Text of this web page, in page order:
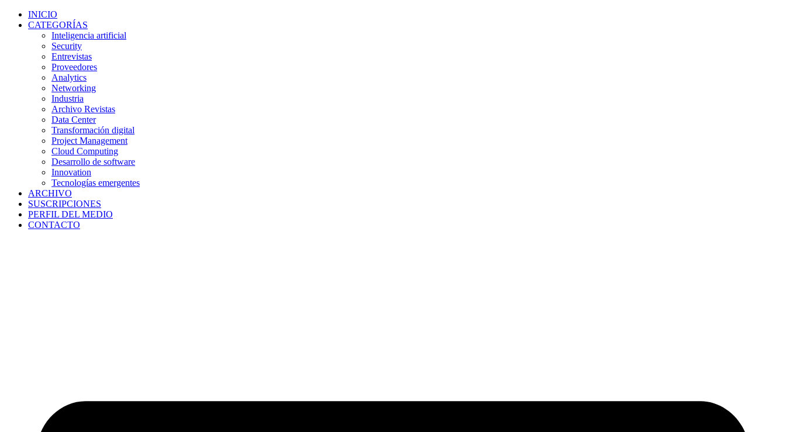
INICIO
CATEGORÍAS
Inteligencia artificial
Security
Entrevistas
Proveedores
Analytics
Networking
Industria
Archivo Revistas
Data Center
Transformación digital
Project Management
Cloud Computing
Desarrollo de software
Innovation
Tecnologías emergentes
ARCHIVO
SUSCRIPCIONES
PERFIL DEL MEDIO
CONTACTO